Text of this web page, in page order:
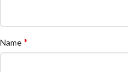
Name*